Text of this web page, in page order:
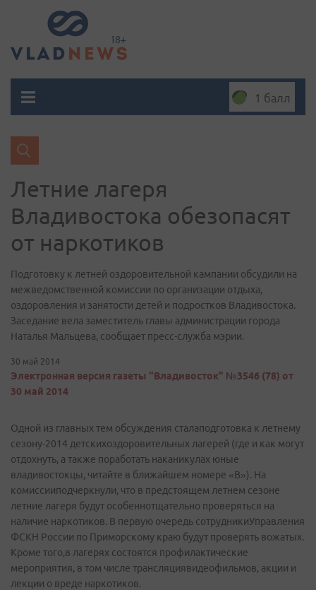
1 балл
Летние лагеря
Владивостока обезопасят
от наркотиков
Подготовку к летней оздоровительной кампании обсудили на
межведомственной комиссии по организации отдыха,
оздоровления и занятости детей и подростков Владивостока.
Заседание вела заместитель главы администрации города
Наталья Мальцева, сообщает пресс-служба мэрии.
30 май 2014
Электронная версия газеты "Владивосток" №3546 (78) от
30 май 2014
Одной из главных тем обсуждения сталаподготовка к летнему
сезону-2014 детскихоздоровительных лагерей (где и как могут
отдохнуть, а также поработать наканикулах юные
владивостокцы, читайте в ближайшем номере «В»). На
комиссииподчеркнули, что в предстоящем летнем сезоне
летние лагеря будут особеннотщательно проверяться на
наличие наркотиков. В первую очередь сотрудникиУправления
ФСКН России по Приморскому краю будут проверять вожатых.
Кроме того,в лагерях состоятся профилактические
мероприятия, в том числе трансляциявидеофильмов, акции и
лекции о вреде наркотиков.